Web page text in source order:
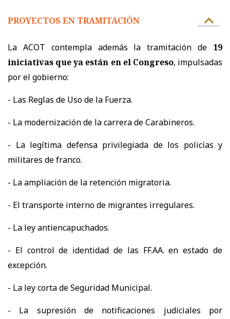
PROYECTOS EN TRAMITACIÓN
La ACOT contempla además la tramitación de 19
iniciativas que ya están en el Congreso, impulsadas
por el gobierno:
- Las Reglas de Uso de la Fuerza.
- La modernización de la carrera de Carabineros.
- La legítima defensa privilegiada de los policías y
militares de franco.
- La ampliación de la retención migratoria.
- El transporte interno de migrantes irregulares.
- La ley antiencapuchados.
- El control de identidad de las FF.AA. en estado de
excepción.
- La ley corta de Seguridad Municipal.
- La supresión de notificaciones judiciales por